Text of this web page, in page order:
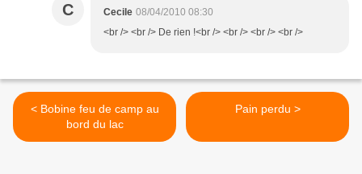
C Cecile 08/04/2010 08:30
<br /> <br /> De rien !<br /> <br /> <br /> <br />
< Bobine feu de camp au
bord du lac
Pain perdu >